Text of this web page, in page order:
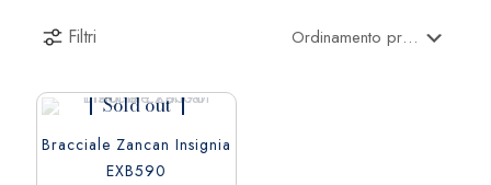
Filtri
Sold out
Bracciale Zancan Insignia
EXB590